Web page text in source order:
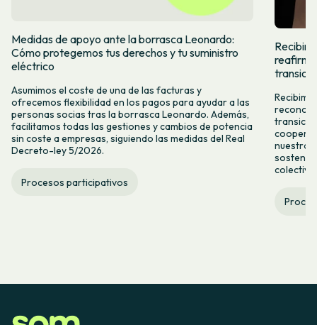
Medidas de apoyo ante la borrasca Leonardo:
Cómo protegemos tus derechos y tu suministro
eléctrico
Asumimos el coste de una de las facturas y
ofrecemos flexibilidad en los pagos para ayudar a las
personas socias tras la borrasca Leonardo. Además,
facilitamos todas las gestiones y cambios de potencia
sin coste a empresas, siguiendo las medidas del Real
Decreto-ley 5/2026.
Procesos participativos
nuestro